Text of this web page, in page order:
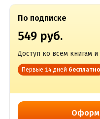
По подписке
549 руб.
Доступ ко всем книгам
Первые 14 дней бесплатно